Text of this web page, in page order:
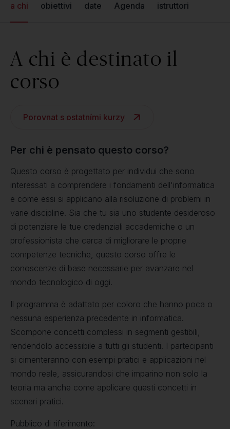
a chi obiettivi date Agenda istruttori
A chi è destinato il
corso
Porovnat s ostatními kurzy
Per chi è pensato questo corso?
Questo corso è progettato per individui che sono
interessati a comprendere i fondamenti dell'informatica
e come essi si applicano alla risoluzione di problemi in
varie discipline. Sia che tu sia uno studente desideroso
di potenziare le tue credenziali accademiche o un
professionista che cerca di migliorare le proprie
competenze tecniche, questo corso offre le
conoscenze di base necessarie per avanzare nel
mondo tecnologico di oggi.
Il programma è adattato per coloro che hanno poca o
nessuna esperienza precedente in informatica.
Scompone concetti complessi in segmenti gestibili,
rendendolo accessibile a tutti gli studenti. I partecipanti
si cimenteranno con esempi pratici e applicazioni nel
mondo reale, assicurandosi che imparino non solo la
teoria ma anche come applicare questi concetti in
scenari pratici.
Pubblico di riferimento: